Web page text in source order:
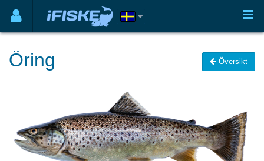
Öring Översikt